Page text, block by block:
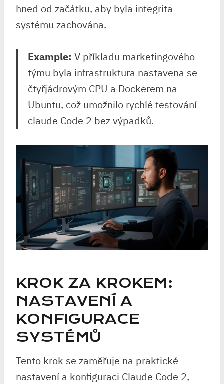
hned od začátku, aby byla integrita
systému zachována.
Example: V příkladu⁣ marketingového
týmu byla infrastruktura nastavena se⁢
čtyřjádrovým CPU a Dockerem na
Ubuntu, což umožnilo rychlé testování
claude Code 2 bez výpadků.
KROK ZA KROKEM:
NASTAVENÍ A
KONFIGURACE
SYSTÉMŮ
Tento krok se zaměřuje na praktické
nastavení ⁣a ⁢konfiguraci Claude Code 2,